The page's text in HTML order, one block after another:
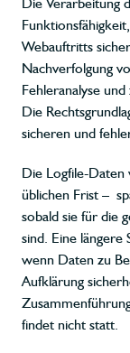
Webauftritts
Nachverfolgung
Fehleranalyse
Die
sicheren und
Die Logfile-Daten
üblichen Frist –
sobald sie für die
sind. Eine längere
wenn Daten zu
Aufklärung
findet nicht statt.